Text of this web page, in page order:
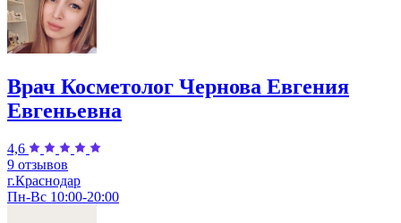
Врач Косметолог Чернова Евгения
Евгеньевна
4,6
9 отзывов
г.Краснодар
Пн-Вс 10:00-20:00